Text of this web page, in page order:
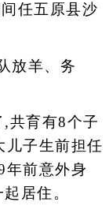
任五原县沙
放羊、务
育有8个子
儿子生前担任
年前意外身
居住。